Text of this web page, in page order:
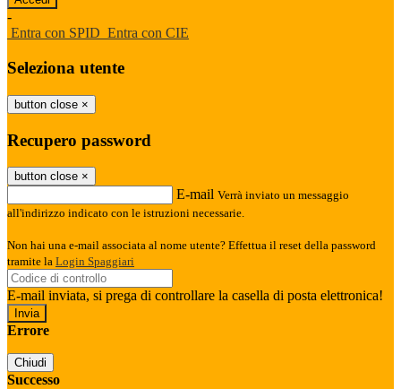
-
Entra con SPID Entra con CIE
Seleziona utente
button close ×
Recupero password
button close ×
E-mail Verrà inviato un messaggio
all'indirizzo indicato con le istruzioni necessarie.
Non hai una e-mail associata al nome utente? Effettua il reset della password
tramite la Login Spaggiari
E-mail inviata, si prega di controllare la casella di posta elettronica!
Errore
Chiudi
Successo